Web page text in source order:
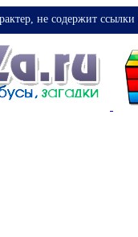
не содержит